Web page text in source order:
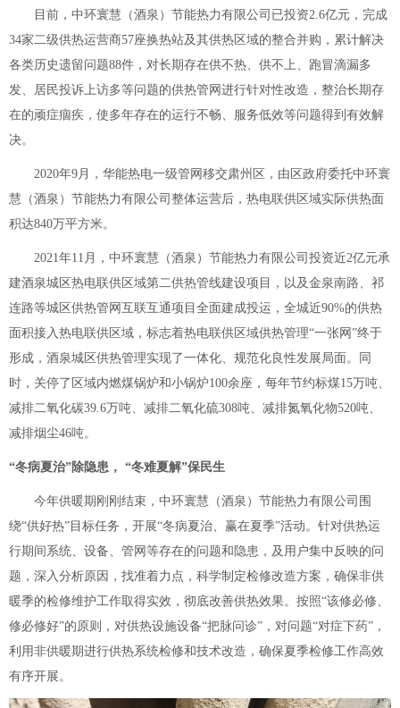
目前，中环寰慧（酒泉）节能热力有限公司已投资2.6亿元，完成
34家二级供热运营商57座换热站及其供热区域的整合并购，累计解决
各类历史遗留问题88件，对长期存在供不热、供不上、跑冒滴漏多
发、居民投诉上访多等问题的供热管网进行针对性改造，整治长期存
在的顽症痼疾，使多年存在的运行不畅、服务低效等问题得到有效解
决。
2020年9月，华能热电一级管网移交肃州区，由区政府委托中环寰
慧（酒泉）节能热力有限公司整体运营后，热电联供区域实际供热面
积达840万平方米。
2021年11月，中环寰慧（酒泉）节能热力有限公司投资近2亿元承
建酒泉城区热电联供区域第二供热管线建设项目，以及金泉南路、祁
连路等城区供热管网互联互通项目全面建成投运，全城近90%的供热
面积接入热电联供区域，标志着热电联供区域供热管理“一张网”终于
形成，酒泉城区供热管理实现了一体化、规范化良性发展局面。同
时，关停了区域内燃煤锅炉和小锅炉100余座，每年节约标煤15万吨、
减排二氧化碳39.6万吨、减排二氧化硫308吨、减排氮氧化物520吨、
减排烟尘46吨。
“冬病夏治”除隐患， “冬难夏解”保民生
今年供暖期刚刚结束，中环寰慧（酒泉）节能热力有限公司围
绕“供好热”目标任务，开展“冬病夏治、赢在夏季”活动。针对供热运
行期间系统、设备、管网等存在的问题和隐患，及用户集中反映的问
题，深入分析原因，找准着力点，科学制定检修改造方案，确保非供
暖季的检修维护工作取得实效，彻底改善供热效果。按照“该修必修、
修必修好”的原则，对供热设施设备“把脉问诊”，对问题“对症下药”，
利用非供暖期进行供热系统检修和技术改造，确保夏季检修工作高效
有序开展。